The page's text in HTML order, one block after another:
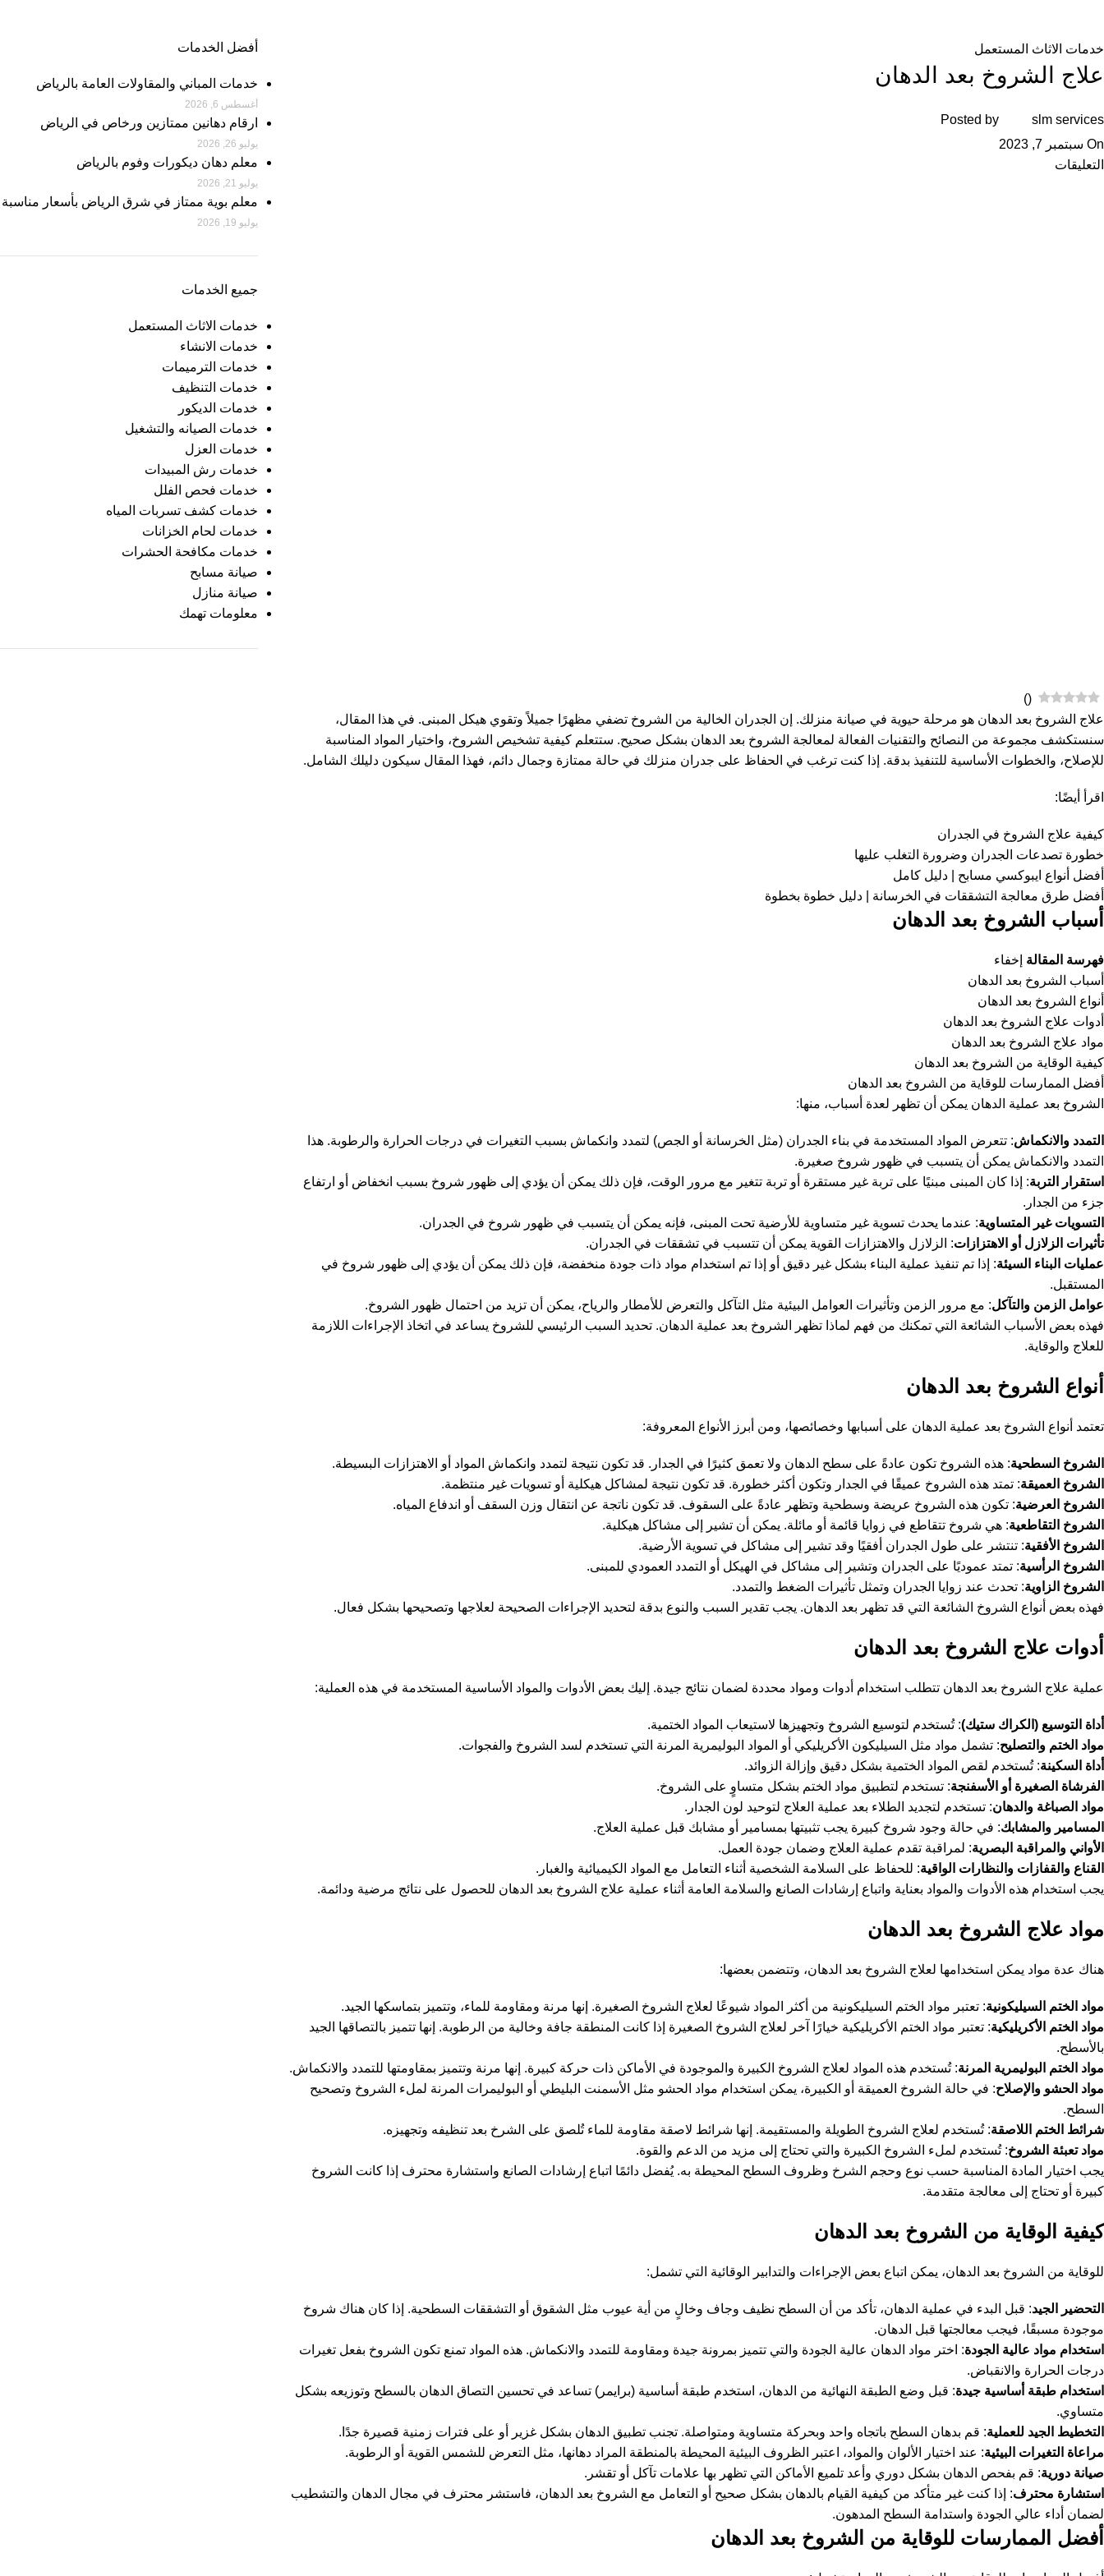
خدمات الاثاث المستعمل
علاج الشروخ بعد الدهان
Posted by
slm services
On سبتمبر 7, 2023
التعليقات
(
)
علاج الشروخ بعد الدهان هو مرحلة حيوية في صيانة منزلك. إن الجدران الخالية من الشروخ تضفي مظهرًا جميلاً وتقوي هيكل المبنى. في هذا المقال،
سنستكشف مجموعة من النصائح والتقنيات الفعالة لمعالجة الشروخ بعد الدهان بشكل صحيح. ستتعلم كيفية تشخيص الشروخ، واختيار المواد المناسبة
للإصلاح، والخطوات الأساسية للتنفيذ بدقة. إذا كنت ترغب في الحفاظ على جدران منزلك في حالة ممتازة وجمال دائم، فهذا المقال سيكون دليلك الشامل.
اقرأ أيضًا:
كيفية علاج الشروخ في الجدران
خطورة تصدعات الجدران وضرورة التغلب عليها
أفضل أنواع ايبوكسي مسابح | دليل كامل
أفضل طرق معالجة التشققات في الخرسانة | دليل خطوة بخطوة
أسباب الشروخ بعد الدهان
فهرسة المقالة إخفاء
أسباب الشروخ بعد الدهان
أنواع الشروخ بعد الدهان
أدوات علاج الشروخ بعد الدهان
مواد علاج الشروخ بعد الدهان
كيفية الوقاية من الشروخ بعد الدهان
أفضل الممارسات للوقاية من الشروخ بعد الدهان
الشروخ بعد عملية الدهان يمكن أن تظهر لعدة أسباب، منها:
التمدد والانكماش: تتعرض المواد المستخدمة في بناء الجدران (مثل الخرسانة أو الجص) لتمدد وانكماش بسبب التغيرات في درجات الحرارة والرطوبة. هذا
التمدد والانكماش يمكن أن يتسبب في ظهور شروخ صغيرة.
استقرار التربة: إذا كان المبنى مبنيًا على تربة غير مستقرة أو تربة تتغير مع مرور الوقت، فإن ذلك يمكن أن يؤدي إلى ظهور شروخ بسبب انخفاض أو ارتفاع
جزء من الجدار.
التسويات غير المتساوية: عندما يحدث تسوية غير متساوية للأرضية تحت المبنى، فإنه يمكن أن يتسبب في ظهور شروخ في الجدران.
تأثيرات الزلازل أو الاهتزازات: الزلازل والاهتزازات القوية يمكن أن تتسبب في تشققات في الجدران.
عمليات البناء السيئة: إذا تم تنفيذ عملية البناء بشكل غير دقيق أو إذا تم استخدام مواد ذات جودة منخفضة، فإن ذلك يمكن أن يؤدي إلى ظهور شروخ في
المستقبل.
عوامل الزمن والتآكل: مع مرور الزمن وتأثيرات العوامل البيئية مثل التآكل والتعرض للأمطار والرياح، يمكن أن تزيد من احتمال ظهور الشروخ.
فهذه بعض الأسباب الشائعة التي تمكنك من فهم لماذا تظهر الشروخ بعد عملية الدهان. تحديد السبب الرئيسي للشروخ يساعد في اتخاذ الإجراءات اللازمة
للعلاج والوقاية.
أنواع الشروخ بعد الدهان
تعتمد أنواع الشروخ بعد عملية الدهان على أسبابها وخصائصها، ومن أبرز الأنواع المعروفة:
الشروخ السطحية: هذه الشروخ تكون عادةً على سطح الدهان ولا تعمق كثيرًا في الجدار. قد تكون نتيجة لتمدد وانكماش المواد أو الاهتزازات البسيطة.
الشروخ العميقة: تمتد هذه الشروخ عميقًا في الجدار وتكون أكثر خطورة. قد تكون نتيجة لمشاكل هيكلية أو تسويات غير منتظمة.
الشروخ العرضية: تكون هذه الشروخ عريضة وسطحية وتظهر عادةً على السقوف. قد تكون ناتجة عن انتقال وزن السقف أو اندفاع المياه.
الشروخ التقاطعية: هي شروخ تتقاطع في زوايا قائمة أو مائلة. يمكن أن تشير إلى مشاكل هيكلية.
الشروخ الأفقية: تنتشر على طول الجدران أفقيًا وقد تشير إلى مشاكل في تسوية الأرضية.
الشروخ الرأسية: تمتد عموديًا على الجدران وتشير إلى مشاكل في الهيكل أو التمدد العمودي للمبنى.
الشروخ الزاوية: تحدث عند زوايا الجدران وتمثل تأثيرات الضغط والتمدد.
فهذه بعض أنواع الشروخ الشائعة التي قد تظهر بعد الدهان. يجب تقدير السبب والنوع بدقة لتحديد الإجراءات الصحيحة لعلاجها وتصحيحها بشكل فعال.
أدوات علاج الشروخ بعد الدهان
عملية علاج الشروخ بعد الدهان تتطلب استخدام أدوات ومواد محددة لضمان نتائج جيدة. إليك بعض الأدوات والمواد الأساسية المستخدمة في هذه العملية:
أداة التوسيع (الكراك ستيك): تُستخدم لتوسيع الشروخ وتجهيزها لاستيعاب المواد الختمية.
مواد الختم والتصليح: تشمل مواد مثل السيليكون الأكريليكي أو المواد البوليمرية المرنة التي تستخدم لسد الشروخ والفجوات.
أداة السكينة: تُستخدم لقص المواد الختمية بشكل دقيق وإزالة الزوائد.
الفرشاة الصغيرة أو الأسفنجة: تستخدم لتطبيق مواد الختم بشكل متساوٍ على الشروخ.
مواد الصباغة والدهان: تستخدم لتجديد الطلاء بعد عملية العلاج لتوحيد لون الجدار.
المسامير والمشابك: في حالة وجود شروخ كبيرة يجب تثبيتها بمسامير أو مشابك قبل عملية العلاج.
الأواني والمراقبة البصرية: لمراقبة تقدم عملية العلاج وضمان جودة العمل.
القناع والقفازات والنظارات الواقية: للحفاظ على السلامة الشخصية أثناء التعامل مع المواد الكيميائية والغبار.
يجب استخدام هذه الأدوات والمواد بعناية واتباع إرشادات الصانع والسلامة العامة أثناء عملية علاج الشروخ بعد الدهان للحصول على نتائج مرضية ودائمة.
مواد علاج الشروخ بعد الدهان
هناك عدة مواد يمكن استخدامها لعلاج الشروخ بعد الدهان، وتتضمن بعضها:
مواد الختم السيليكونية: تعتبر مواد الختم السيليكونية من أكثر المواد شيوعًا لعلاج الشروخ الصغيرة. إنها مرنة ومقاومة للماء، وتتميز بتماسكها الجيد.
مواد الختم الأكريليكية: تعتبر مواد الختم الأكريليكية خيارًا آخر لعلاج الشروخ الصغيرة إذا كانت المنطقة جافة وخالية من الرطوبة. إنها تتميز بالتصاقها الجيد
بالأسطح.
مواد الختم البوليمرية المرنة: تُستخدم هذه المواد لعلاج الشروخ الكبيرة والموجودة في الأماكن ذات حركة كبيرة. إنها مرنة وتتميز بمقاومتها للتمدد والانكماش.
مواد الحشو والإصلاح: في حالة الشروخ العميقة أو الكبيرة، يمكن استخدام مواد الحشو مثل الأسمنت البليطي أو البوليمرات المرنة لملء الشروخ وتصحيح
السطح.
شرائط الختم اللاصقة: تُستخدم لعلاج الشروخ الطويلة والمستقيمة. إنها شرائط لاصقة مقاومة للماء تُلصق على الشرخ بعد تنظيفه وتجهيزه.
مواد تعبئة الشروخ: تُستخدم لملء الشروخ الكبيرة والتي تحتاج إلى مزيد من الدعم والقوة.
يجب اختيار المادة المناسبة حسب نوع وحجم الشرخ وظروف السطح المحيطة به. يُفضل دائمًا اتباع إرشادات الصانع واستشارة محترف إذا كانت الشروخ
كبيرة أو تحتاج إلى معالجة متقدمة.
كيفية الوقاية من الشروخ بعد الدهان
للوقاية من الشروخ بعد الدهان، يمكن اتباع بعض الإجراءات والتدابير الوقائية التي تشمل:
التحضير الجيد: قبل البدء في عملية الدهان، تأكد من أن السطح نظيف وجاف وخالٍ من أية عيوب مثل الشقوق أو التشققات السطحية. إذا كان هناك شروخ
موجودة مسبقًا، فيجب معالجتها قبل الدهان.
استخدام مواد عالية الجودة: اختر مواد الدهان عالية الجودة والتي تتميز بمرونة جيدة ومقاومة للتمدد والانكماش. هذه المواد تمنع تكون الشروخ بفعل تغيرات
درجات الحرارة والانقباض.
استخدام طبقة أساسية جيدة: قبل وضع الطبقة النهائية من الدهان، استخدم طبقة أساسية (برايمر) تساعد في تحسين التصاق الدهان بالسطح وتوزيعه بشكل
متساوي.
التخطيط الجيد للعملية: قم بدهان السطح باتجاه واحد وبحركة متساوية ومتواصلة. تجنب تطبيق الدهان بشكل غزير أو على فترات زمنية قصيرة جدًا.
مراعاة التغيرات البيئية: عند اختيار الألوان والمواد، اعتبر الظروف البيئية المحيطة بالمنطقة المراد دهانها، مثل التعرض للشمس القوية أو الرطوبة.
صيانة دورية: قم بفحص الدهان بشكل دوري وأعد تلميع الأماكن التي تظهر بها علامات تآكل أو تقشر.
استشارة محترف: إذا كنت غير متأكد من كيفية القيام بالدهان بشكل صحيح أو التعامل مع الشروخ بعد الدهان، فاستشر محترف في مجال الدهان والتشطيب
لضمان أداء عالي الجودة واستدامة السطح المدهون.
أفضل الممارسات للوقاية من الشروخ بعد الدهان
أفضل الخدمات
خدمات المباني والمقاولات العامة بالرياض
أغسطس 6, 2026
ارقام دهانين ممتازين ورخاص في الرياض
يوليو 26, 2026
معلم دهان ديكورات وفوم بالرياض
يوليو 21, 2026
معلم بوية ممتاز في شرق الرياض بأسعار مناسبة
يوليو 19, 2026
جميع الخدمات
خدمات الاثاث المستعمل
خدمات الانشاء
خدمات الترميمات
خدمات التنظيف
خدمات الديكور
خدمات الصيانه والتشغيل
خدمات العزل
خدمات رش المبيدات
خدمات فحص الفلل
خدمات كشف تسربات المياه
خدمات لحام الخزانات
خدمات مكافحة الحشرات
صيانة مسابح
صيانة منازل
معلومات تهمك